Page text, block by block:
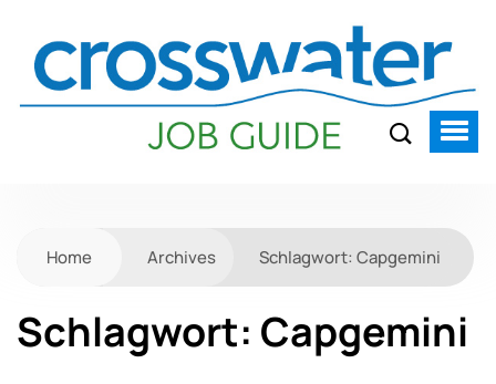
Home Archives Schlagwort: Capgemini
Schlagwort: Capgemini